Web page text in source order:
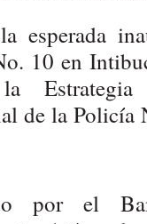
esperada
10 en
Estrategia
de la Policía
por el